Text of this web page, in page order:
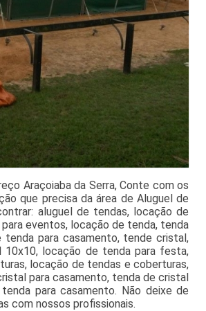
Araçoiaba da Serra, Conte com os
que precisa da área de Aluguel de
aluguel de tendas, locação de
eventos, locação de tenda, tenda
para casamento, tende cristal,
locação de tenda para festa,
locação de tendas e coberturas,
para casamento, tenda de cristal
para casamento. Não deixe de
com nossos profissionais.